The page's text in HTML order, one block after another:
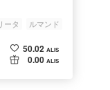
ータ
ルマンド
50.02 ALIS
0.00 ALIS